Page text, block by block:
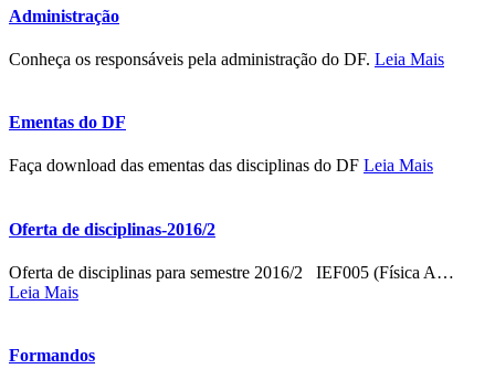
Administração
Conheça os responsáveis pela administração do DF. Leia Mais
Ementas do DF
Faça download das ementas das disciplinas do DF Leia Mais
Oferta de disciplinas-2016/2
Oferta de disciplinas para semestre 2016/2 IEF005 (Física A…
Leia Mais
Formandos